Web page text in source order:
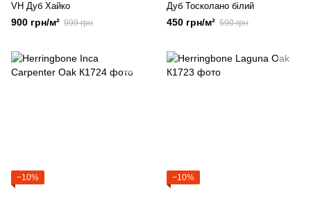
VH Дуб Хайко
900 грн/м² 999 грн
Дуб Тосколано білий
450 грн/м² 590 грн
−10% −10%